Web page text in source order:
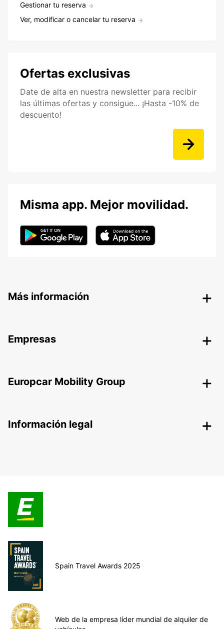
Gestionar tu reserva
Ver, modificar o cancelar tu reserva
Ofertas exclusivas
Date de alta en nuestra newsletter para recibir
las últimas ofertas y consigue... ¡Hasta -10% de
descuento!
Misma app. Mejor movilidad.
Más información
Empresas
Europcar Mobility Group
Información legal
Spain Travel Awards 2025
Web de la empresa líder mundial de alquiler de